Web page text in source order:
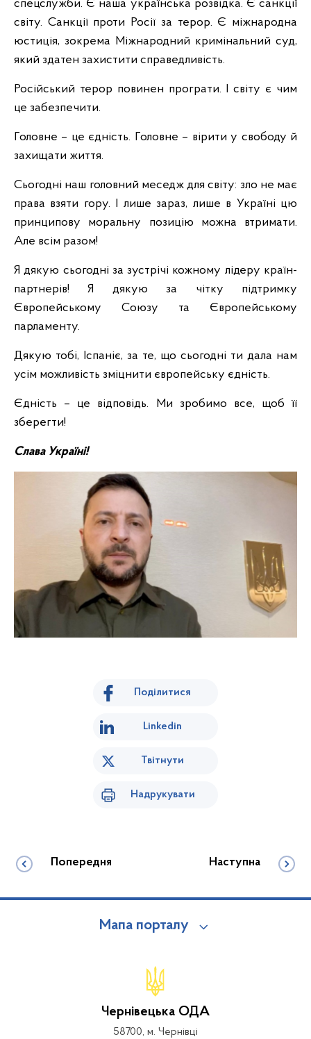
спецслужби. Є наша українська розвідка. Є санкції
світу. Санкції проти Росії за терор. Є міжнародна
юстиція, зокрема Міжнародний кримінальний суд,
який здатен захистити справедливість.
Російський терор повинен програти. І світу є чим
це забезпечити.
Головне – це єдність. Головне – вірити у свободу й
захищати життя.
Сьогодні наш головний меседж для світу: зло не має
права взяти гору. І лише зараз, лише в Україні цю
принципову моральну позицію можна втримати.
Але всім разом!
Я дякую сьогодні за зустрічі кожному лідеру країн-
партнерів! Я дякую за чітку підтримку
Європейському Союзу та Європейському
парламенту.
Дякую тобі, Іспаніє, за те, що сьогодні ти дала нам
усім можливість зміцнити європейську єдність.
Єдність – це відповідь. Ми зробимо все, щоб її
зберегти!
Слава Україні!
Поділитися
Linkedin
Твітнути
Надрукувати
Попередня Наступна
Мапа порталу
Чернівецька ОДА
58700, м. Чернівці